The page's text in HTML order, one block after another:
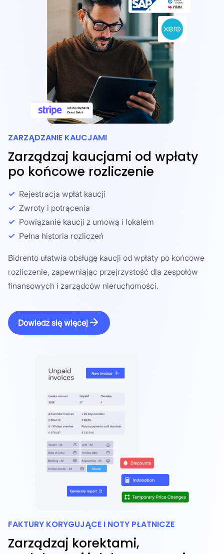
ZARZĄDZANIE KAUCJAMI
Zarządzaj kaucjami od wpłaty
po końcowe rozliczenie
Rejestracja wpłat kaucji
Zwroty i potrącenia
Powiązanie kaucji z umową i lokalem
Pełna historia rozliczeń
Bidrento ułatwia obsługę kaucji od wpłaty po końcowe
rozliczenie, zapewniając przejrzystość dla zespołów
finansowych i zarządców nieruchomości.
Dowiedz się więcej
FAKTURY KORYGUJĄCE I NOTY PŁATNICZE
Zarządzaj korektami,